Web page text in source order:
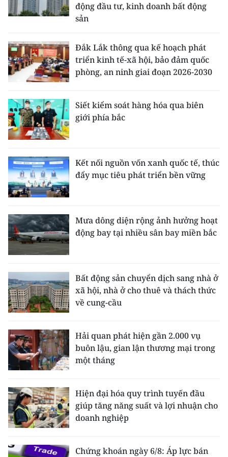
động đầu tư, kinh doanh bất động
sản
Đắk Lắk thông qua kế hoạch phát
triển kinh tế-xã hội, bảo đảm quốc
phòng, an ninh giai đoạn 2026-2030
Siết kiểm soát hàng hóa qua biên
giới phía bắc
Kết nối nguồn vốn xanh quốc tế, thúc
đẩy mục tiêu phát triển bền vững
Mưa dông diện rộng ảnh hưởng hoạt
động bay tại nhiều sân bay miền bắc
Bất động sản chuyển dịch sang nhà ở
xã hội, nhà ở cho thuê và thách thức
về cung-cầu
Hải quan phát hiện gần 2.000 vụ
buôn lậu, gian lận thương mại trong
một tháng
Hiện đại hóa quy trình tuyến đầu
giúp tăng năng suất và lợi nhuận cho
doanh nghiệp
Chứng khoán ngày 6/8: Áp lực bán